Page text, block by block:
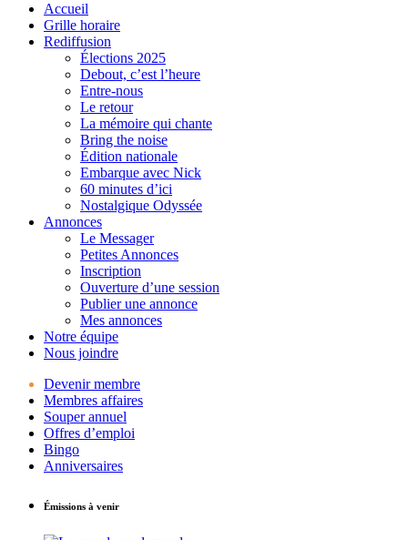
Accueil
Grille horaire
Rediffusion
Élections 2025
Debout, c’est l’heure
Entre-nous
Le retour
La mémoire qui chante
Bring the noise
Édition nationale
Embarque avec Nick
60 minutes d’ici
Nostalgique Odyssée
Annonces
Le Messager
Petites Annonces
Inscription
Ouverture d’une session
Publier une annonce
Mes annonces
Notre équipe
Nous joindre
Devenir membre
Membres affaires
Souper annuel
Offres d’emploi
Bingo
Anniversaires
Émissions à venir